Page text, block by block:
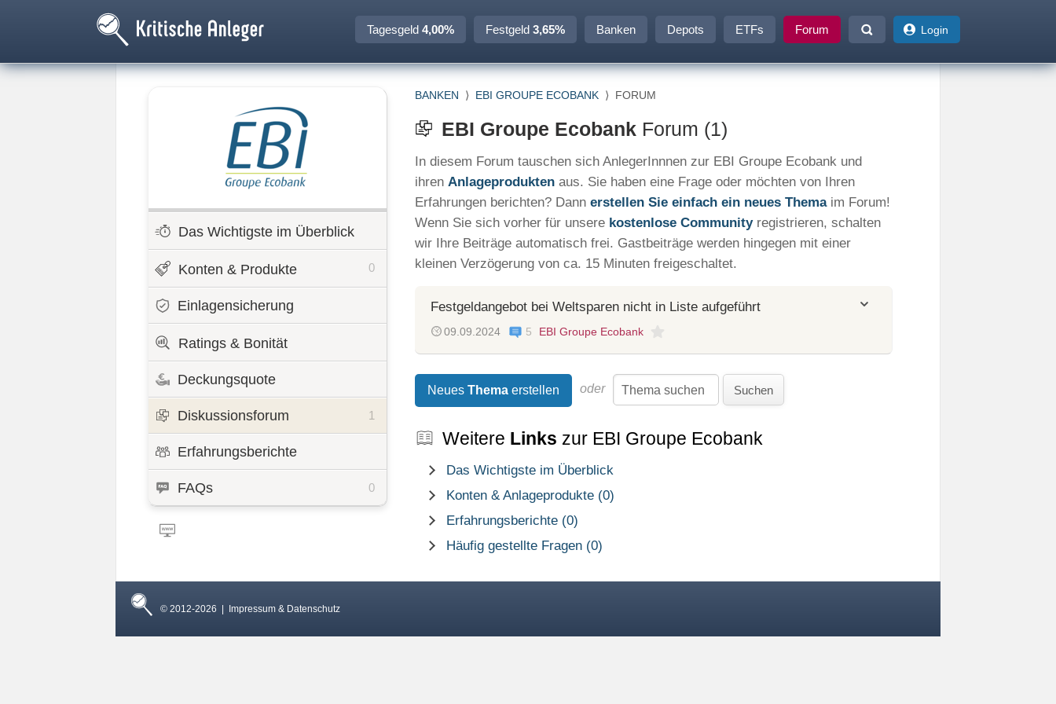
Tagesgeld 4,00% Festgeld 3,65% Banken Depots ETFs Forum Login
Das Wichtigste im Überblick
Konten & Produkte 0
Einlagensicherung
Ratings & Bonität
Deckungsquote
Diskussionsforum 1
Erfahrungsberichte
FAQs 0
BANKEN ⟩ EBI GROUPE ECOBANK ⟩ FORUM
EBI Groupe Ecobank Forum (1)
In diesem Forum tauschen sich AnlegerInnnen zur EBI Groupe Ecobank und
ihren Anlageprodukten aus. Sie haben eine Frage oder möchten von Ihren
Erfahrungen berichten? Dann erstellen Sie einfach ein neues Themaim Forum!
Wenn Sie sich vorher für unsere kostenlose Communityregistrieren, schalten
wir Ihre Beiträge automatisch frei. Gastbeiträge werden hingegen mit einer
kleinen Verzögerung von ca. 15 Minuten freigeschaltet.
Festgeldangebot bei Weltsparen nicht in Liste aufgeführt
09.09.2024 5 EBI Groupe Ecobank
Neues Thema erstellen oder Suchen
Weitere Links zur EBI Groupe Ecobank
Das Wichtigste im Überblick
Konten & Anlageprodukte (0)
Erfahrungsberichte (0)
Häufig gestellte Fragen (0)
© 2012-2026 | Impressum & Datenschutz